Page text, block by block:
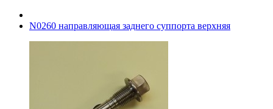
N0260 направляющая заднего суппорта верхняя